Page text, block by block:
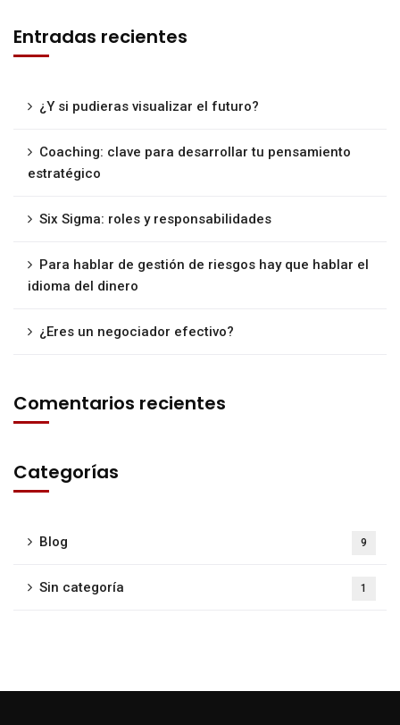
Entradas recientes
¿Y si pudieras visualizar el futuro?
Coaching: clave para desarrollar tu pensamiento
estratégico
Six Sigma: roles y responsabilidades
Para hablar de gestión de riesgos hay que hablar el
idioma del dinero
¿Eres un negociador efectivo?
Comentarios recientes
Categorías
Blog 9
Sin categoría 1